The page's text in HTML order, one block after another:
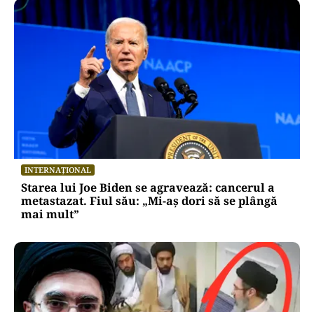
INTERNAȚIONAL
Starea lui Joe Biden se agravează: cancerul a
metastazat. Fiul său: „Mi-aș dori să se plângă
mai mult”